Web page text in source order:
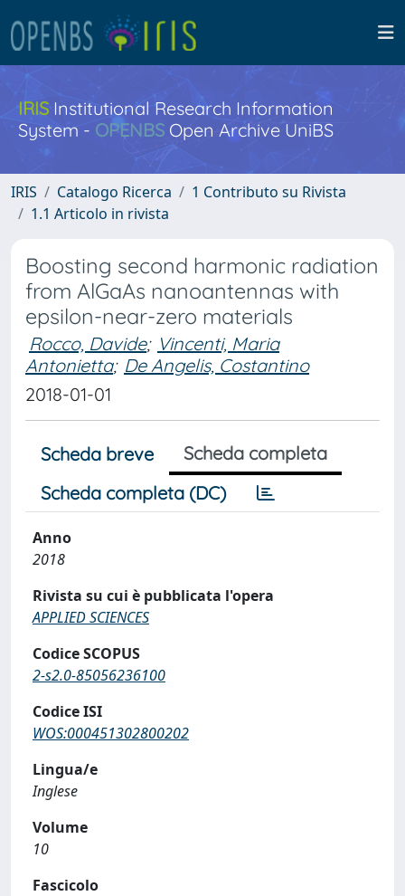
IRISInstitutional Research Information
System - OPENBS Open Archive UniBS
IRIS Catalogo Ricerca
1 Contributo su Rivista
1.1 Articolo in rivista
Boosting second harmonic radiation
from AlGaAs nanoantennas with
epsilon-near-zero materials
Rocco, Davide; Vincenti, Maria
Antonietta; De Angelis, Costantino
2018-01-01
Scheda breve
Scheda completa
Scheda completa (DC)
Anno
2018
Rivista su cui è pubblicata l'opera
APPLIED SCIENCES
Codice SCOPUS
2-s2.0-85056236100
Codice ISI
WOS:000451302800202
Lingua/e
Inglese
Volume
10
Fascicolo